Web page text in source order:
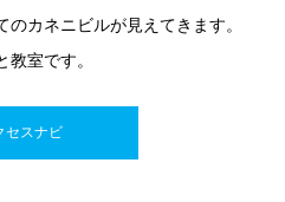
カネニビルが見えてきます。
教室です。
セスナビ